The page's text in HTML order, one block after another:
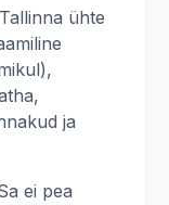
ühte
ja
ei pea